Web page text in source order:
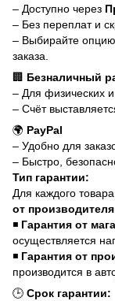
– Доступно через
– Без переплат и
– Выбирайте
заказа.
🏢 Безналичный
– Для физических
– Счёт
🌍 PayPal
– Удобно для
– Быстро,
Тип гарантии:
Для каждого
от производителя
◾ Гарантия от
осуществляется
◾ Гарантия от
производится в
🕒 Срок гарантии: